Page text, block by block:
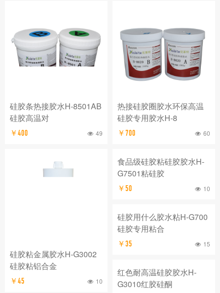
硅胶条热接胶水H-8501AB
硅胶高温对
￥400 49
热接硅胶圈胶水环保高温
硅胶专用胶水H-8
￥700 60
硅胶粘金属胶水H-G3002
硅胶粘铝合金
￥45 10
食品级硅胶粘硅胶胶水H-
G7501粘硅胶
￥50 10
硅胶用什么胶水粘H-G700
硅胶专用粘合
￥35 15
红色耐高温硅胶胶水H-
G3010红胶硅酮